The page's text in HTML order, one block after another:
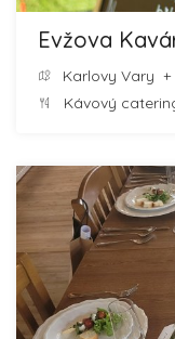
Evžova
Karlovy Vary
Kávový